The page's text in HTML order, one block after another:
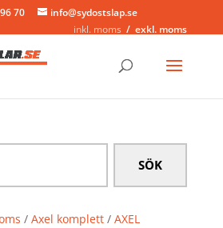
70
info@sydostslap.se
inkl. moms
exkl. moms
/ Axel komplett/ AXEL